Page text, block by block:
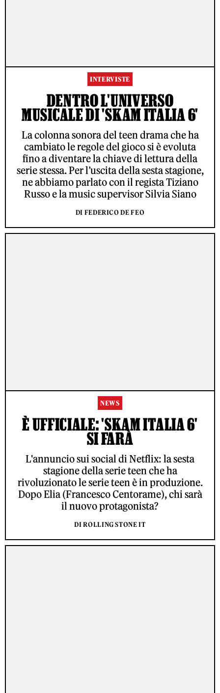
INTERVISTE
DENTRO L'UNIVERSO
MUSICALE DI 'SKAM ITALIA 6'
La colonna sonora del teen drama che ha
cambiato le regole del gioco si è evoluta
fino a diventare la chiave di lettura della
serie stessa. Per l’uscita della sesta stagione,
ne abbiamo parlato con il regista Tiziano
Russo e la music supervisor Silvia Siano
DI FEDERICO DE FEO
NEWS
È UFFICIALE: 'SKAM ITALIA 6'
SI FARÀ
L'annuncio sui social di Netflix: la sesta
stagione della serie teen che ha
rivoluzionato le serie teen è in produzione.
Dopo Elia (Francesco Centorame), chi sarà
il nuovo protagonista?
DI ROLLING STONE IT